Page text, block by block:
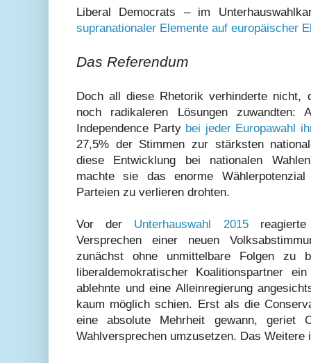
Liberal Democrats – im
supranationaler Elemente auf europäischer
Das Referendum
Doch all diese Rhetorik verhinderte nicht,
noch radikaleren Lösungen
Independence Party bei jeder Europawahl
27,5% der Stimmen zur stärksten
diese Entwicklung bei nationalen
machte sie das enorme
Parteien zu verlieren drohten.
Vor der Unterhauswahl 2015reagierte
Versprechen einer neuen
zunächst ohne unmittelbare Folgen zu
liberaldemokratischer Koalitionspartner
ablehnte und eine Alleinregierung
kaum möglich schien. Erst als die
eine absolute Mehrheit gewann, geriet
Wahlversprechen umzusetzen. Das Weitere